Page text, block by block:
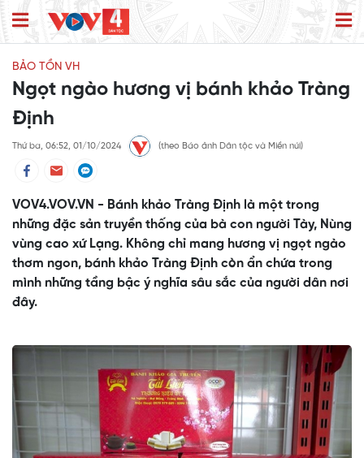
BẢO TỒN VH
Ngọt ngào hương vị bánh khảo Tràng
Định
Thứ ba, 06:52, 01/10/2024 (theo Báo ảnh Dân tộc và Miền núi)
VOV4.VOV.VN - Bánh khảo Tràng Định là một trong
những đặc sản truyền thống của bà con người Tày, Nùng
vùng cao xứ Lạng. Không chỉ mang hương vị ngọt ngào
thơm ngon, bánh khảo Tràng Định còn ẩn chứa trong
mình những tầng bậc ý nghĩa sâu sắc của người dân nơi
đây.